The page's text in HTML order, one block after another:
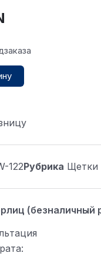
122Рубрика Щетки
(безналичный